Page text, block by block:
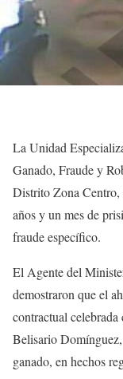
La Unidad
Ganado, Fraude y
Distrito Zona Centro,
años y un mes de
fraude específico.
El Agente del
demostraron que el
contractual
Belisario
ganado, en hechos